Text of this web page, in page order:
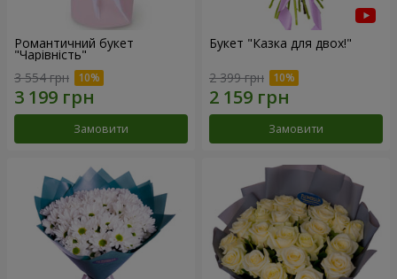
Романтичний букет
"Чарівність"
3 554 грн
Замовити
Букет "Казка для двох!"
2 399 грн
Замовити